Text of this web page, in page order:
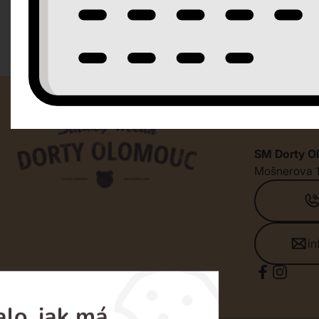
SM Dorty
Mošnerova